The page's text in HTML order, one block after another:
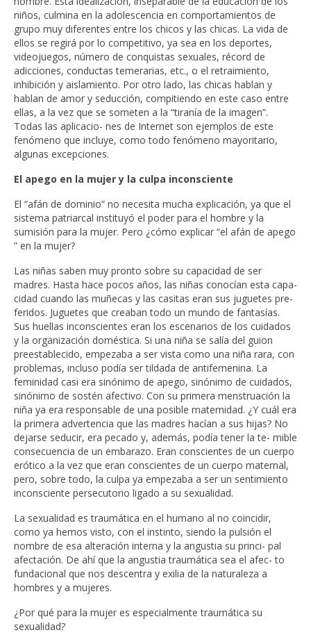
niños, culmina en la adolescencia en comportamientos de
grupo muy diferentes entre los chicos y las chicas. La vida de
ellos se regirá por lo competitivo, ya sea en los deportes,
videojuegos, número de conquistas sexuales, récord de
adicciones, conductas temerarias, etc., o el retraimiento,
inhibición y aislamiento. Por otro lado, las chicas hablan y
hablan de amor y seducción, compitiendo en este caso entre
ellas, a la vez que se someten a la “tiranía de la imagen”.
Todas las aplicacio- nes de Internet son ejemplos de este
fenómeno que incluye, como todo fenómeno mayoritario,
algunas excepciones.
El apego en la mujer y la culpa inconsciente
El “afán de dominio” no necesita mucha explicación, ya que el
sistema patriarcal instituyó el poder para el hombre y la
sumisión para la mujer. Pero ¿cómo explicar “el afán de apego
” en la mujer?
Las niñas saben muy pronto sobre su capacidad de ser
madres. Hasta hace pocos años, las niñas conocían esta capa-
cidad cuando las muñecas y las casitas eran sus juguetes pre-
feridos. Juguetes que creaban todo un mundo de fantasías.
Sus huellas inconscientes eran los escenarios de los cuidados
y la organización doméstica. Si una niña se salía del guion
preestablecido, empezaba a ser vista como una niña rara, con
problemas, incluso podía ser tildada de antifemenina. La
feminidad casi era sinónimo de apego, sinónimo de cuidados,
sinónimo de sostén afectivo. Con su primera menstruación la
niña ya era responsable de una posible maternidad. ¿Y cuál era
la primera advertencia que las madres hacían a sus hijas? No
dejarse seducir, era pecado y, además, podía tener la te- mible
consecuencia de un embarazo. Eran conscientes de un cuerpo
erótico a la vez que eran conscientes de un cuerpo maternal,
pero, sobre todo, la culpa ya empezaba a ser un sentimiento
inconsciente persecutorio ligado a su sexualidad.
La sexualidad es traumática en el humano al no coincidir,
como ya hemos visto, con el instinto, siendo la pulsión el
nombre de esa alteración interna y la angustia su princi- pal
afectación. De ahí que la angustia traumática sea el afec- to
fundacional que nos descentra y exilia de la naturaleza a
hombres y a mujeres.
¿Por qué para la mujer es especialmente traumática su
sexualidad?